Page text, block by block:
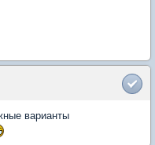
варианты